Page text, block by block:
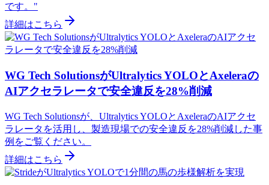
です。"
詳細はこちら
WG Tech SolutionsがUltralytics YOLOとAxeleraの
AIアクセラレータで安全違反を28%削減
WG Tech Solutionsが、Ultralytics YOLOとAxeleraのAIアクセ
ラレータを活用し、製造現場での安全違反を28%削減した事
例をご覧ください。
詳細はこちら